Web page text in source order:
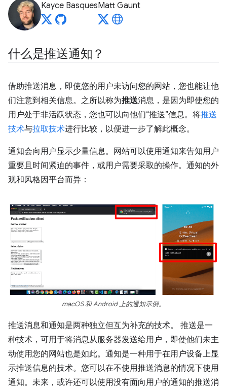
Kayce BasquesMatt Gaunt
什么是推送通知？
借助推送消息，即使您的用户未访问您的网站，您也能让他
们注意到相关信息。之所以称为推送消息，是因为即使您的
用户处于非活跃状态，您也可以向他们“推送”信息。将推送
技术与拉取技术进行比较，以便进一步了解此概念。
通知会向用户显示少量信息。网站可以使用通知来告知用户
重要且时间紧迫的事件，或用户需要采取的操作。通知的外
观和风格因平台而异：
macOS 和 Android 上的通知示例。
推送消息和通知是两种独立但互为补充的技术。 推送是一
种技术，可用于将消息从服务器发送给用户，即使他们未主
动使用您的网站也是如此。通知是一种用于在用户设备上显
示推送信息的技术。您可以在不使用推送消息的情况下使用
通知。未来，或许还可以使用没有面向用户的通知的推送消